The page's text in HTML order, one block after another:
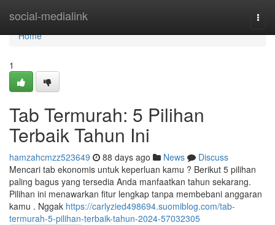
social-medialink
Home
Home
1
Tab Termurah: 5 Pilihan
Terbaik Tahun Ini
hamzahcmzz523649 88 days ago News
Discuss
Mencari tab ekonomis untuk keperluan kamu ? Berikut 5 pilihan
paling bagus yang tersedia Anda manfaatkan tahun sekarang.
Pilihan ini menawarkan fitur lengkap tanpa membebani anggaran
kamu . Nggak https://carlyzied498694.suomiblog.com/tab-
termurah-5-pilihan-terbaik-tahun-2024-57032305